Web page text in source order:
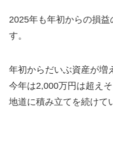
2025年も年初からの損益
す。
年初からだいぶ資産が増
今年は2,000万円は超え
地道に積み立てを続けて